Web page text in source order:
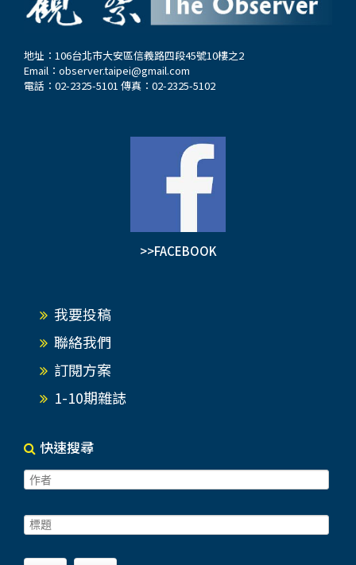
地址：106台北市大安區信義路四段45號10樓之2
Email： observer.taipei@gmail.com
電話：02-2325-5101 傳真：02-2325-5102
>>FACEBOOK
我要投稿
聯絡我們
訂閱方案
1-10期雜誌
快速搜尋